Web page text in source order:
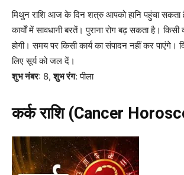
मिथुन राशि आज के दिन शत्रु आपको हानि पहुंचा
कार्यों में सावधानी बरतें। पुराना रोग बढ़ सकता है। किसी
होगी। समय पर किसी कार्य का संपादन नहीं कर
लिए सूर्य को जल दें।
शुभ नंबर: 8,शुभ रंग: पीला
कर्क राशि (Cancer